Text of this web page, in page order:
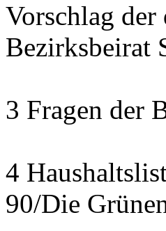
Vorschlag
Bezirksbeirat
3 Fragen der
4
90/Die